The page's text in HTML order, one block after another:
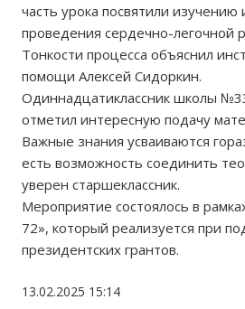
часть урока посвятили изучению
проведения сердечно-легочной
Тонкости процесса объяснил
помощи Алексей Сидоркин.
Одиннадцатиклассник школы
отметил интересную подачу
Важные знания усваиваются
есть возможность соединить
уверен старшеклассник.
Мероприятие состоялось в
72», который реализуется при
президентских грантов.
13.02.2025 15:14